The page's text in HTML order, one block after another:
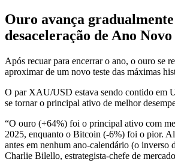
Ouro avança gradualmente
desaceleração de Ano Novo
Após recuar para encerrar o ano, o ouro se
aproximar de um novo teste das máximas
O par XAU/USD estava sendo contido em
se tornar o principal ativo de melhor
“O ouro (+64%) foi o principal ativo com
2025, enquanto o Bitcoin (-6%) foi o pior.
antes em nenhum ano-calendário (o inverso
Charlie Bilello, estrategista-chefe de